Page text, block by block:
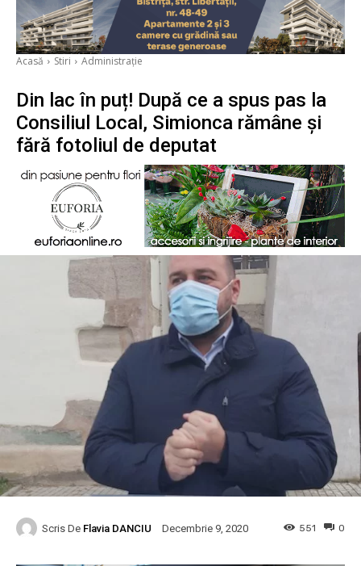
Acasă Stiri Administrație
Din lac în puț! După ce a spus pas la
Consiliul Local, Simionca rămâne și
fără fotoliul de deputat
Scris De Flavia DANCIU Decembrie 9, 2020 0
551